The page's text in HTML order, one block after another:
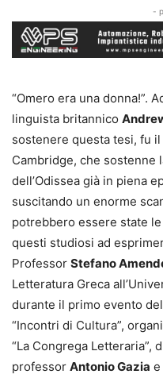
-
“Omero era una donna!”.
linguista britannico
sostenere questa tesi, fu
Cambridge, che sostenne
dell’Odissea già in piena
suscitando un enorme
potrebbero essere state
questi studiosi ad
Professor Stefano
Letteratura Greca
durante il primo evento
“Incontri di Cultura”,
“La Congrega Letteraria”,
professor Antonio Gazia e